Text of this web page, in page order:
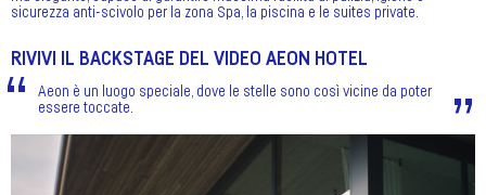
sicurezza anti-scivolo per la zona Spa, la piscina e le suites private.
RIVIVI IL BACKSTAGE DEL VIDEO AEON HOTEL
Aeon è un luogo speciale, dove le stelle sono così vicine da poter
essere toccate.